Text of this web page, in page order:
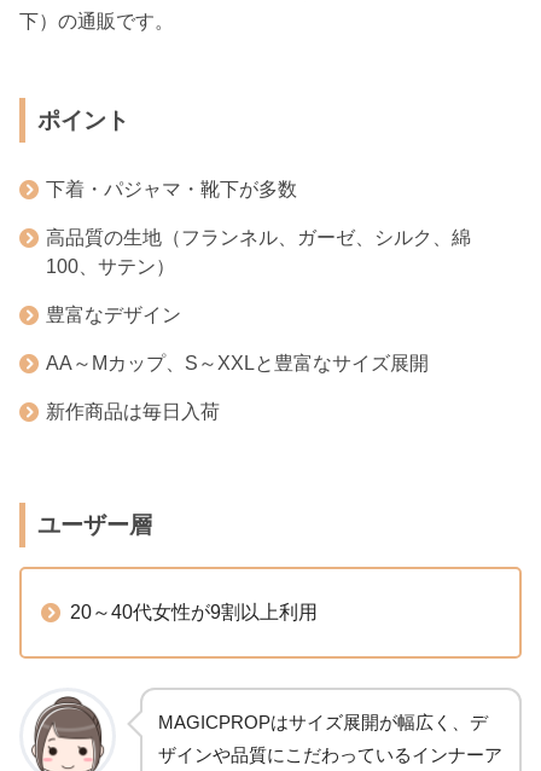
下）の通販です。
ポイント
下着・パジャマ・靴下が多数
高品質の生地（フランネル、ガーゼ、シルク、綿
100、サテン）
豊富なデザイン
AA～Mカップ、S～XXLと豊富なサイズ展開
新作商品は毎日入荷
ユーザー層
20～40代女性が9割以上利用
MAGICPROPはサイズ展開が幅広く、デ
ザインや品質にこだわっているインナーア